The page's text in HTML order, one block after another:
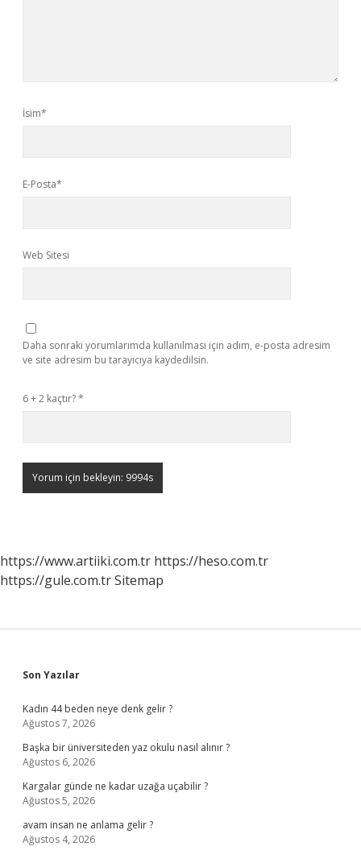
İsim*
E-Posta*
Web Sitesi
Daha sonraki yorumlarımda kullanılması için adım, e-posta adresim
ve site adresim bu tarayıcıya kaydedilsin.
6 + 2 kaçtır?*
https://www.artiiki.com.tr https://heso.com.tr
https://gule.com.trSitemap
Sidebar
Son Yazılar
Kadın 44 beden neye denk gelir ?
Ağustos 7, 2026
Başka bir üniversiteden yaz okulu nasıl alınır ?
Ağustos 6, 2026
Kargalar günde ne kadar uzağa uçabilir ?
Ağustos 5, 2026
avam insan ne anlama gelir ?
Ağustos 4, 2026